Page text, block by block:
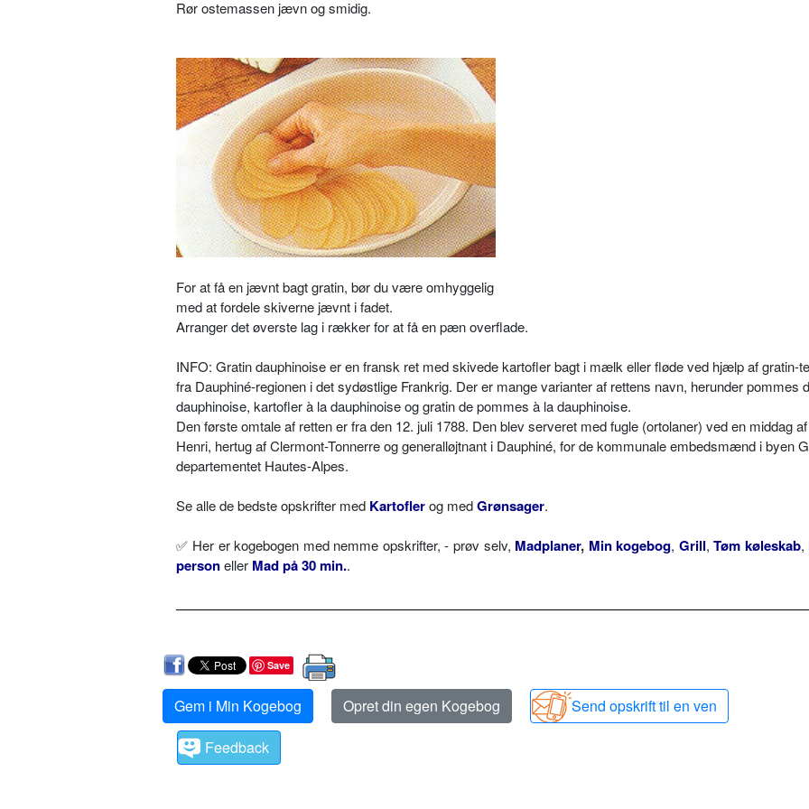
Rør ostemassen jævn og smidig.
For at få en jævnt bagt gratin, bør du væreomhyggelig
med at fordele skiverne jævnt i fadet.
Arranger det øverste lag i rækker for at få enpæn overflade.
INFO: Gratin dauphinoise er en fransk ret med skivede kartofler bagt i mælk eller fløde ved hjælp af gratin-
fra Dauphiné-regionen i det sydøstlige Frankrig. Der er mange varianter af rettens navn, herunder pommes
dauphinoise, kartofler à la dauphinoise og gratin de pommes à la dauphinoise.
Den første omtale af retten er fra den 12. juli 1788. Den blev serveret med fugle (ortolaner) ved en middag
Henri, hertug af Clermont-Tonnerre og generalløjtnant i Dauphiné, for de kommunale embedsmænd i byen
departementet Hautes-Alpes.
Se alle de bedste opskrifter med Kartoflerog medGrønsager.
✅ Her er kogebogen med nemme opskrifter, - prøv selv, Madplaner, Min kogebog, Grill,Tøm køleskab,
personeller Mad på 30 min..
Save
Gem i Min Kogebog Opret din egen Kogebog
Send opskrift til en ven
Feedback